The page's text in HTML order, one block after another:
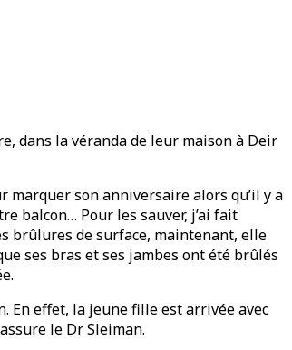
dans la véranda de leur maison à Deir
marquer son anniversaire alors qu’il y a
balcon… Pour les sauver, j’ai fait
brûlures de surface, maintenant, elle
ses bras et ses jambes ont été brûlés
En effet, la jeune fille est arrivée avec
le Dr Sleiman.